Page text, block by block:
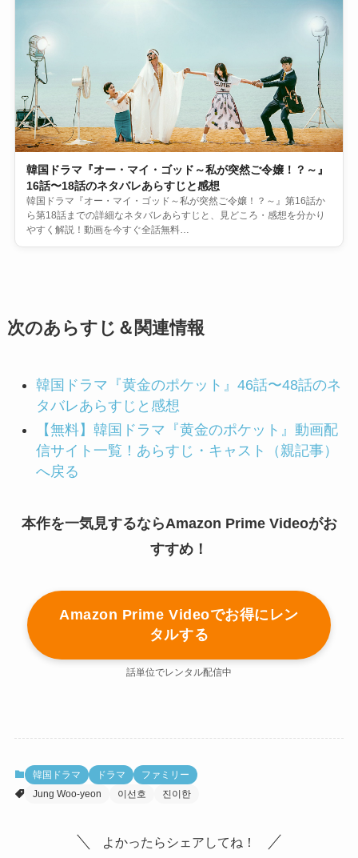
韓国ドラマ『オー・マイ・ゴッド～私が突然ご令嬢！？～』
16話〜18話のネタバレあらすじと感想
韓国ドラマ『オー・マイ・ゴッド～私が突然ご令嬢！？～』第16話か
ら第18話までの詳細なネタバレあらすじと、見どころ・感想を分かり
やすく解説！動画を今すぐ全話無料…
次のあらすじ＆関連情報
韓国ドラマ『黄金のポケット』46話〜48話のネ
タバレあらすじと感想
【無料】韓国ドラマ『黄金のポケット』動画配
信サイト一覧！あらすじ・キャスト（親記事）
へ戻る
本作を一気見するならAmazon Prime Videoがお
すすめ！
Amazon Prime Videoでお得にレン
タルする
話単位でレンタル配信中
韓国ドラマ ドラマ
ファミリー
Jung Woo-yeon
이선호 진이한
よかったらシェアしてね！